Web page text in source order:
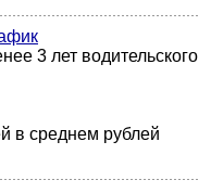
3 лет водительского
в среднем рублей